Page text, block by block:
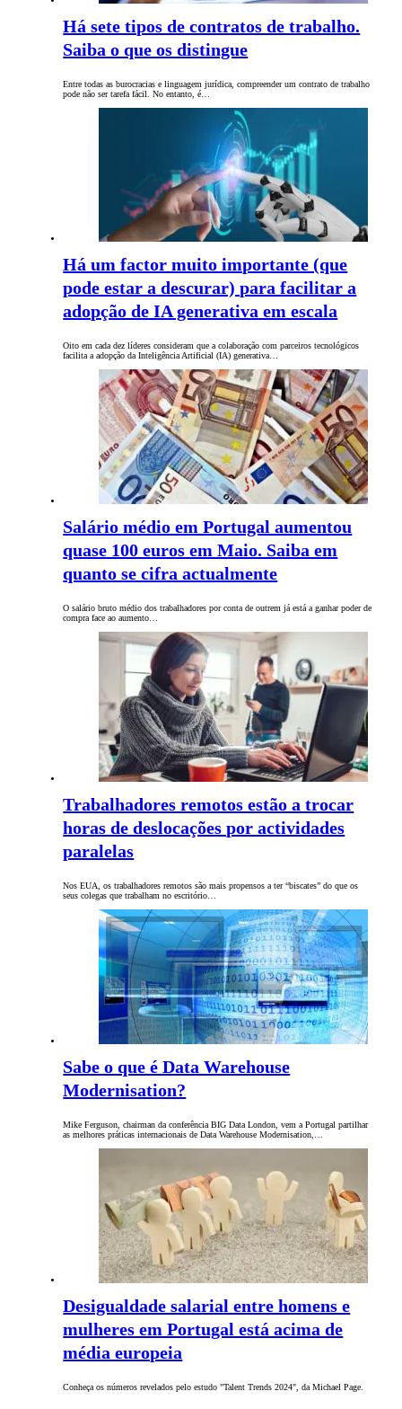
Há sete tipos de contratos de trabalho.
Saiba o que os distingue
Entre todas as burocracias e linguagem jurídica, compreender um contrato de trabalho
pode não ser tarefa fácil. No entanto, é…
Há um factor muito importante (que
pode estar a descurar) para facilitar a
adopção de IA generativa em escala
Oito em cada dez líderes consideram que a colaboração com parceiros tecnológicos
facilita a adopção da Inteligência Artificial (IA) generativa…
Salário médio em Portugal aumentou
quase 100 euros em Maio. Saiba em
quanto se cifra actualmente
O salário bruto médio dos trabalhadores por conta de outrem já está a ganhar poder de
compra face ao aumento…
Trabalhadores remotos estão a trocar
horas de deslocações por actividades
paralelas
Nos EUA, os trabalhadores remotos são mais propensos a ter “biscates” do que os
seus colegas que trabalham no escritório…
Sabe o que é Data Warehouse
Modernisation?
Mike Ferguson, chairman da conferência BIG Data London, vem a Portugal partilhar
as melhores práticas internacionais de Data Warehouse Modernisation,…
Desigualdade salarial entre homens e
mulheres em Portugal está acima de
média europeia
Conheça os números revelados pelo estudo "Talent Trends 2024", da Michael Page.